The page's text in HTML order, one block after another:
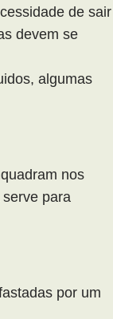
de sair
devem se
algumas
nos
para
por um